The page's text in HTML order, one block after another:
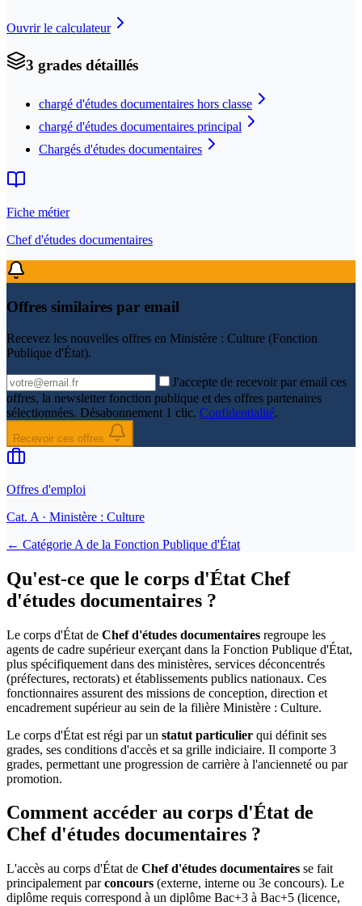
Ouvrir le calculateur
3 grades détaillés
chargé d'études documentaires hors classe
chargé d'études documentaires principal
Chargés d'études documentaires
Fiche métier
Chef d'études documentaires
Offres similaires par email
Recevez les nouvelles offres en Ministère : Culture (Fonction
Publique d'État).
J'accepte de recevoir par email ces
offres, la newsletter fonction publique et des offres partenaires
sélectionnées. Désabonnement 1 clic. Confidentialité.
Recevoir ces offres
Offres d'emploi
Cat. A · Ministère : Culture
← Catégorie A de la Fonction Publique d'État
Qu'est-ce que le corps d'État Chef
d'études documentaires ?
Le corps d'État de Chef d'études documentaires regroupe les
agents de cadre supérieur exerçant dans la Fonction Publique d'État,
plus spécifiquement dans des ministères, services déconcentrés
(préfectures, rectorats) et établissements publics nationaux. Ces
fonctionnaires assurent des missions de conception, direction et
encadrement supérieur au sein de la filière Ministère : Culture.
Le corps d'État est régi par un statut particulier qui définit ses
grades, ses conditions d'accès et sa grille indiciaire. Il comporte 3
grades, permettant une progression de carrière à l'ancienneté ou par
promotion.
Comment accéder au corps d'État de
Chef d'études documentaires ?
L'accès au corps d'État de Chef d'études documentaires se fait
principalement parconcours (externe, interne ou 3e concours). Le
diplôme requis correspond à un diplôme Bac+3 à Bac+5 (licence,